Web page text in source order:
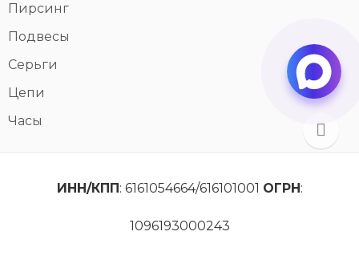
Пирсинг
Подвесы
Серьги
Цепи
Часы
ИНН/КПП : 6161054664/616101001 ОГРН :
1096193000243